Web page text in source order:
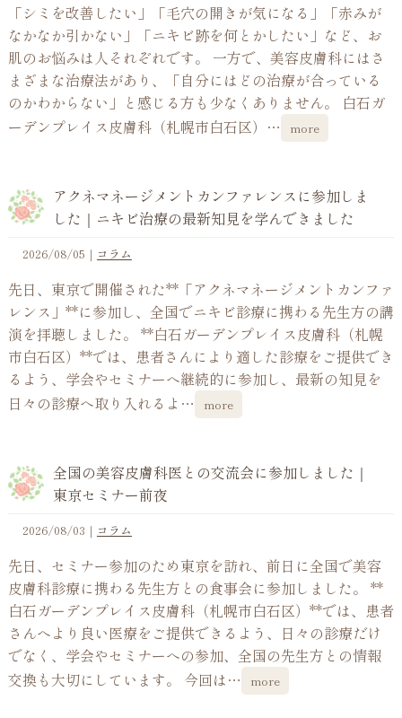
「シミを改善したい」「毛穴の開きが気になる」「赤みが
なかなか引かない」「ニキビ跡を何とかしたい」など、お
肌のお悩みは人それぞれです。 一方で、美容皮膚科にはさ
まざまな治療法があり、「自分にはどの治療が合っている
のかわからない」と感じる方も少なくありません。 白石ガ
ーデンプレイス皮膚科（札幌市白石区）…
more
アクネマネージメントカンファレンスに参加しま
した｜ニキビ治療の最新知見を学んできました
2026/08/05 ｜ コラム
先日、東京で開催された**「アクネマネージメントカンファ
レンス」**に参加し、全国でニキビ診療に携わる先生方の講
演を拝聴しました。 **白石ガーデンプレイス皮膚科（札幌
市白石区）**では、患者さんにより適した診療をご提供でき
るよう、学会やセミナーへ継続的に参加し、最新の知見を
日々の診療へ取り入れるよ…
more
全国の美容皮膚科医との交流会に参加しました｜
東京セミナー前夜
2026/08/03 ｜ コラム
先日、セミナー参加のため東京を訪れ、前日に全国で美容
皮膚科診療に携わる先生方との食事会に参加しました。 **
白石ガーデンプレイス皮膚科（札幌市白石区）**では、患者
さんへより良い医療をご提供できるよう、日々の診療だけ
でなく、学会やセミナーへの参加、全国の先生方との情報
交換も大切にしています。 今回は…
more